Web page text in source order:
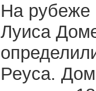
На рубеже
Луиса
Реуса.